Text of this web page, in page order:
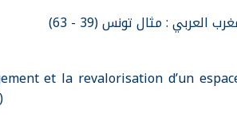
: مثال تونس (39 - 63)
et la revalorisation d’un